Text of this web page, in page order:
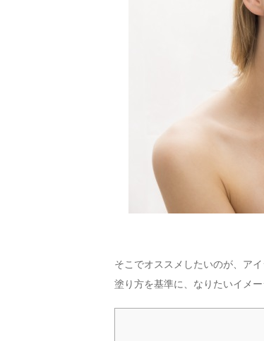
そこでオススメしたいのが、ア
塗り方を基準に、なりたいイメ